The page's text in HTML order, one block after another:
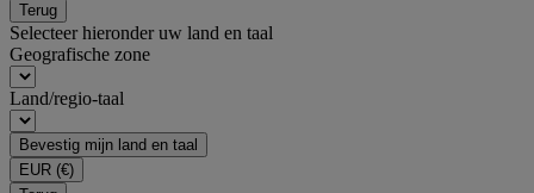
Terug
Selecteer hieronder uw land en taal
Geografische zone
Land/regio-taal
Bevestig mijn land en taal
EUR (€)